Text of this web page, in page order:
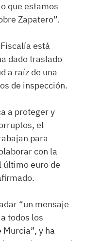
que estamos
Zapatero”.
está
dado traslado
a raíz de una
de inspección.
a proteger y
el
para
con la
último euro de
“un mensaje
todos los
y ha